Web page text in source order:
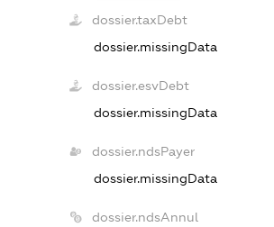
dossier.taxDebt
dossier.missingData
dossier.esvDebt
dossier.missingData
dossier.ndsPayer
dossier.missingData
dossier.ndsAnnul